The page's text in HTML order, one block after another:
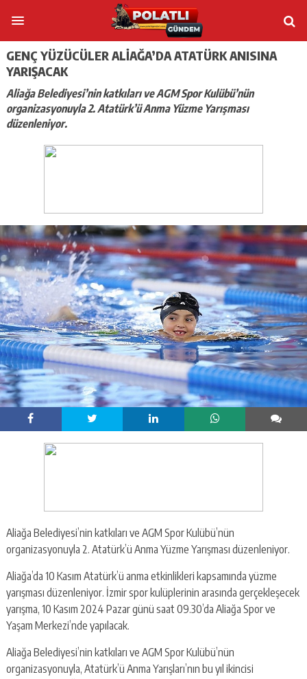
GENÇ YÜZÜCÜLER ALIAĞA’DA ATATÜRK ANISINA
YARIŞACAK
Aliağa Belediyesi’nin katkıları ve AGM Spor Kulübü’nün
organizasyonuyla 2. Atatürk’ü Anma Yüzme Yarışması
düzenleniyor.
Aliağa Belediyesi’nin katkıları ve AGM Spor Kulübü’nün
organizasyonuyla 2. Atatürk’ü Anma Yüzme Yarışması düzenleniyor.
Aliağa’da 10 Kasım Atatürk’ü anma etkinlikleri kapsamında yüzme
yarışması düzenleniyor. İzmir spor kulüplerinin arasında gerçekleşecek
yarışma, 10 Kasım 2024 Pazar günü saat 09.30’da Aliağa Spor ve
Yaşam Merkezi’nde yapılacak.
Aliağa Belediyesi’nin katkıları ve AGM Spor Kulübü’nün
organizasyonuyla, Atatürk’ü Anma Yarışları’nın bu yıl ikincisi